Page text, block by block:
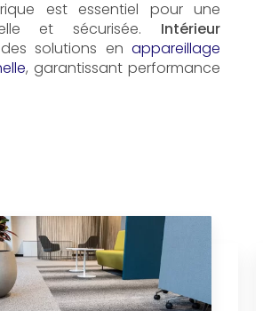
est essentiel pour une
et sécurisée. Intérieur
solutions en appareillage
, garantissant performance